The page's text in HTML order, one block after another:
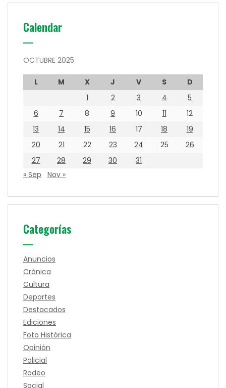
Calendar
OCTUBRE 2025
L M X J V S
D
1
2 3 4
5
6
7 8 9 10 11
12
13
14 15 16 17 18
19
20
21 22 23 24 25
26
27
28 29 30
31
« Sep
Nov »
Categorías
Anuncios
Crónica
Cultura
Deportes
Destacados
Ediciones
Foto Histórica
Opinión
Policial
Rodeo
Social